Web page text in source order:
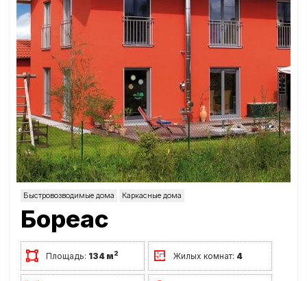
Быстровозводимые дома Каркасные дома
Бореас
Площадь: 134 м2 Жилых комнат: 4